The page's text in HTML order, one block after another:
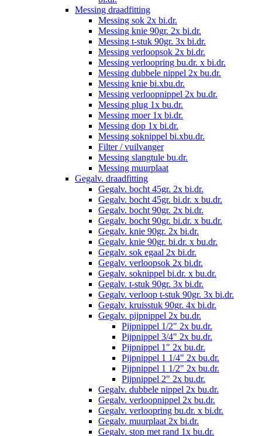
Messing draadfitting
Messing sok 2x bi.dr.
Messing knie 90gr. 2x bi.dr.
Messing t-stuk 90gr. 3x bi.dr.
Messing verloopsok 2x bi.dr.
Messing verloopring bu.dr. x bi.dr.
Messing dubbele nippel 2x bu.dr.
Messing knie bi.xbu.dr.
Messing verloopnippel 2x bu.dr.
Messing plug 1x bu.dr.
Messing moer 1x bi.dr.
Messing dop 1x bi.dr.
Messing soknippel bi.xbu.dr.
Filter / vuilvanger
Messing slangtule bu.dr.
Messing muurplaat
Gegalv. draadfitting
Gegalv. bocht 45gr. 2x bi.dr.
Gegalv. bocht 45gr. bi.dr. x bu.dr.
Gegalv. bocht 90gr. 2x bi.dr.
Gegalv. bocht 90gr. bi.dr. x bu.dr.
Gegalv. knie 90gr. 2x bi.dr.
Gegalv. knie 90gr. bi.dr. x bu.dr.
Gegalv. sok egaal 2x bi.dr.
Gegalv. verloopsok 2x bi.dr.
Gegalv. soknippel bi.dr. x bu.dr.
Gegalv. t-stuk 90gr. 3x bi.dr.
Gegalv. verloop t-stuk 90gr. 3x bi.dr.
Gegalv. kruisstuk 90gr. 4x bi.dr.
Gegalv. pijpnippel 2x bu.dr.
Pijpnippel 1/2" 2x bu.dr.
Pijpnippel 3/4" 2x bu.dr.
Pijpnippel 1" 2x bu.dr.
Pijpnippel 1 1/4" 2x bu.dr.
Pijpnippel 1 1/2" 2x bu.dr.
Pijpnippel 2" 2x bu.dr.
Gegalv. dubbele nippel 2x bu.dr.
Gegalv. verloopnippel 2x bu.dr.
Gegalv. verloopring bu.dr. x bi.dr.
Gegalv. muurplaat 2x bi.dr.
Gegalv. stop met rand 1x bu.dr.